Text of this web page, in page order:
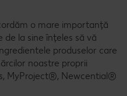
o mare importanță
la sine înțeles să vă
produselor care
noastre proprii
MyProject®, Newcential®